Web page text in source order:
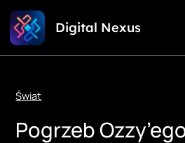
Przejdź
do
treści
Digital Nexus
Świat
Pogrzeb